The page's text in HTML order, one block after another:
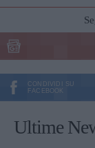
CONDIVIDI SU
FACEBOOK
Ultime